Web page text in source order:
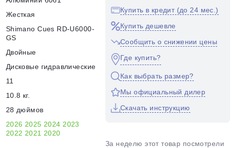
Жесткая
Shimano Cues RD-U6000-
GS
Двойные
Дисковые гидравлические
11
10.8 кг.
28 дюймов
2026 2025 2024 2023
2022 2021 2020
Купить в кредит (до 24 мес.)
Купить дешевле
Сообщить о снижении цены
Где купить?
Как выбрать размер?
Мы официальный дилер
Скачать инструкцию
За неделю этот товар посмотрели